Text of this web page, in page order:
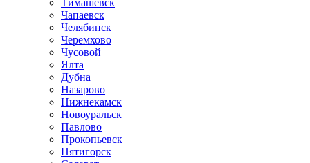
Тимашёвск
Чапаевск
Челябинск
Черемхово
Чусовой
Ялта
Дубна
Назарово
Нижнекамск
Новоуральск
Павлово
Прокопьевск
Пятигорск